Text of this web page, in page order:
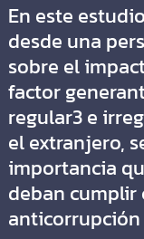
En este
desde una
sobre el
factor
regular3 e
el extranjero,
importancia
deban cumplir